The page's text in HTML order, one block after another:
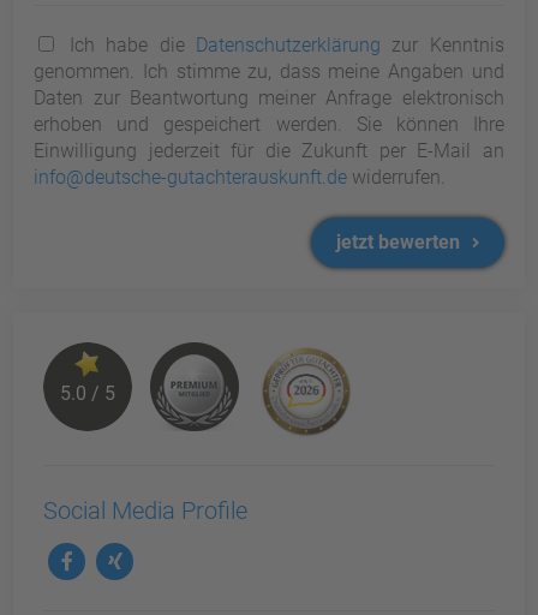
Ich habe die Datenschutzerklärung zur Kenntnis
genommen. Ich stimme zu, dass meine Angaben und
Daten zur Beantwortung meiner Anfrage elektronisch
erhoben und gespeichert werden. Sie können Ihre
Einwilligung jederzeit für die Zukunft per E-Mail an
info@deutsche-gutachterauskunft.de widerrufen.
jetzt bewerten
5.0 / 5
Social Media Profile